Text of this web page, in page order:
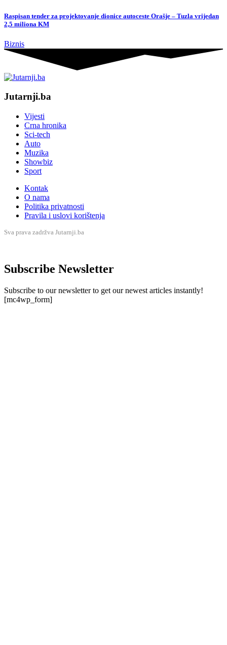
Raspisan tender za projektovanje dionice autoceste Orašje – Tuzla vrijedan
2,5 miliona KM
Biznis
Jutarnji.ba
Vijesti
Crna hronika
Sci-tech
Auto
Muzika
Showbiz
Sport
Kontak
O nama
Politika privatnosti
Pravila i uslovi korištenja
Sva prava zadržva Jutarnji.ba
Subscribe Newsletter
Subscribe to our newsletter to get our newest articles instantly!
[mc4wp_form]